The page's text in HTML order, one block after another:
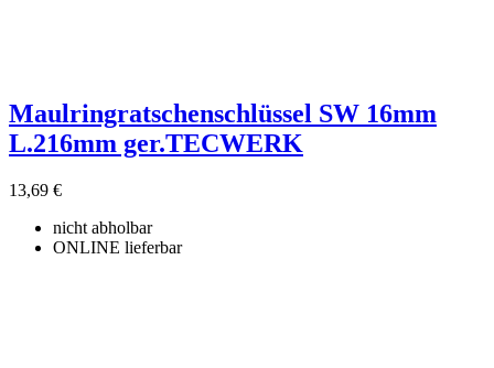
Maulringratschenschlüssel SW 16mm
L.216mm ger.TECWERK
13,69 €
nicht abholbar
ONLINE lieferbar